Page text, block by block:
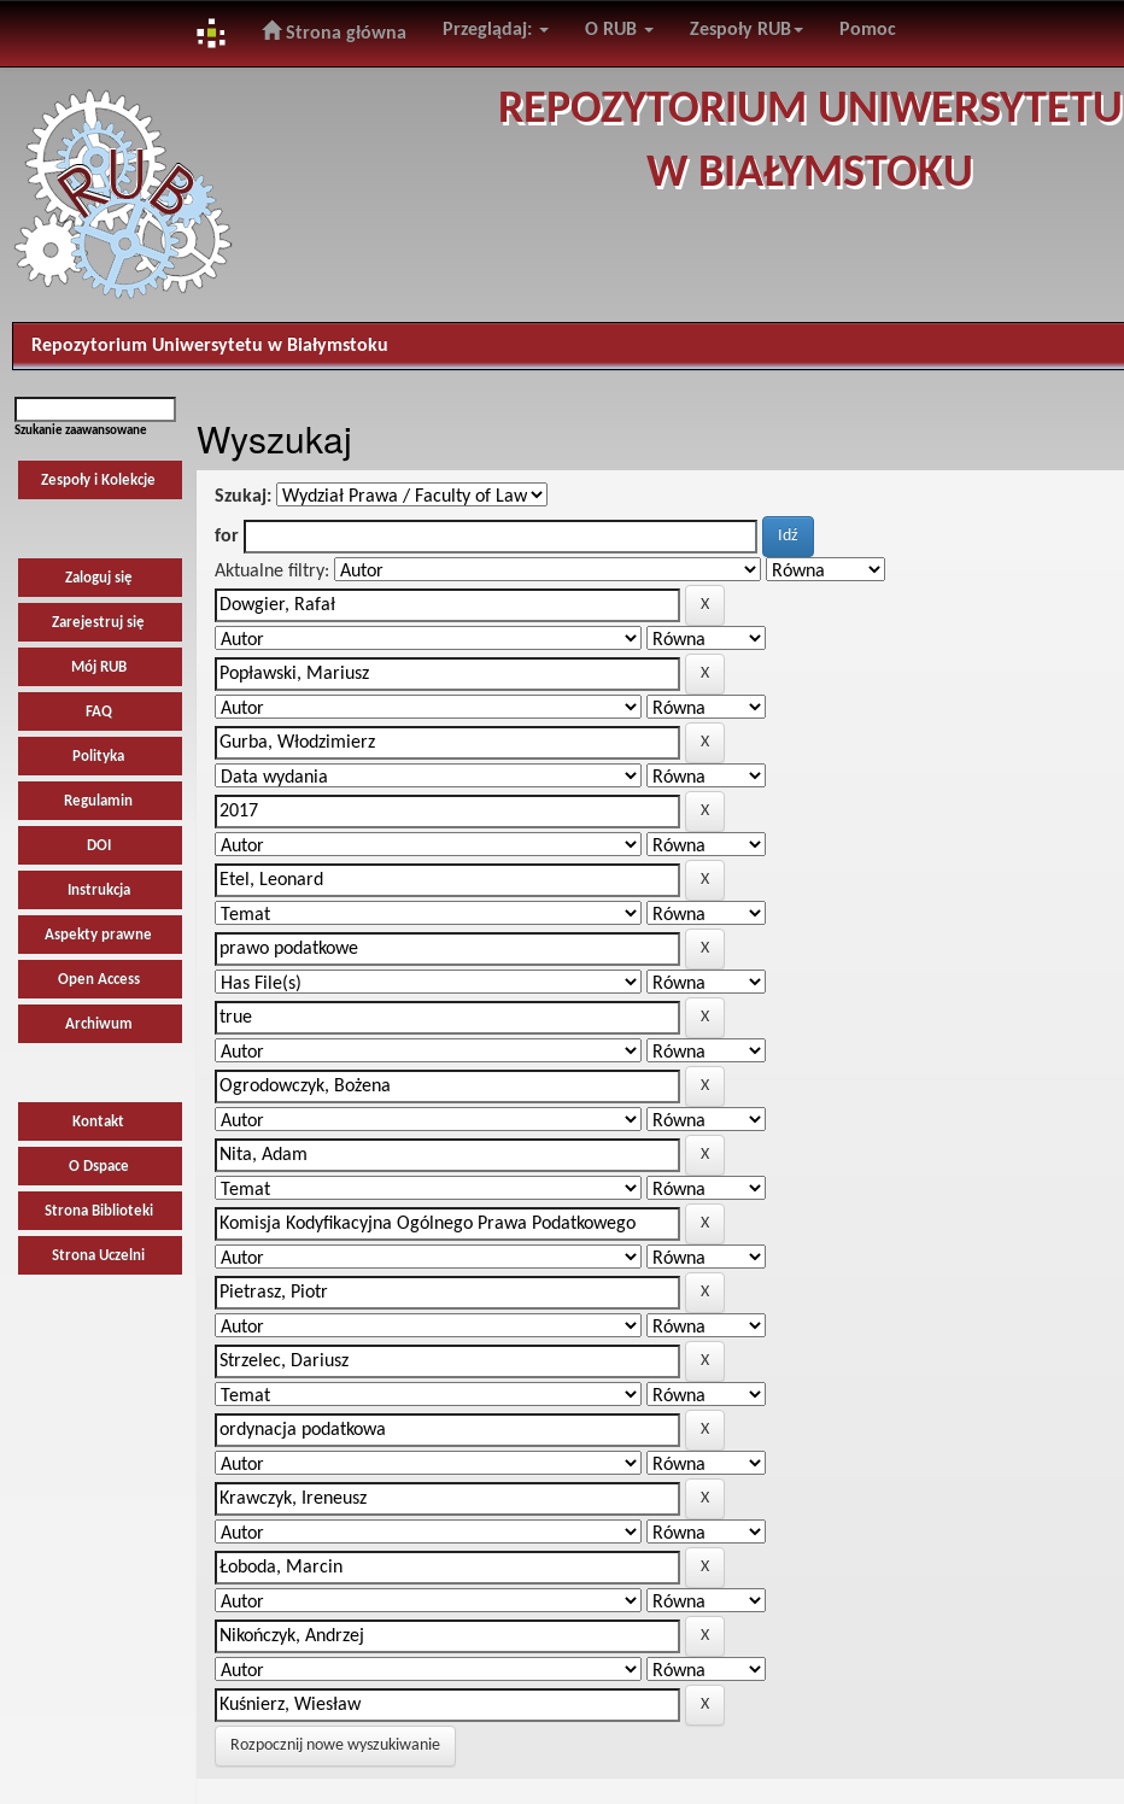
navigation
Strona główna Przeglądaj: O RUB Zespoły RUB Pomoc
REPOZYTORIUM UNIWERSYTETU
W BIAŁYMSTOKU
Repozytorium Uniwersytetu w Białymstoku
Szukanie zaawansowane
Zespoły i Kolekcje
Zaloguj się
Zarejestruj się
Mój RUB
FAQ
Polityka
Regulamin
DOI
Instrukcja
Aspekty prawne
Open Access
Archiwum
Kontakt
O Dspace
Strona Biblioteki
Strona Uczelni
Wyszukaj
Szukaj:
for
Aktualne filtry:
Rozpocznij nowe wyszukiwanie